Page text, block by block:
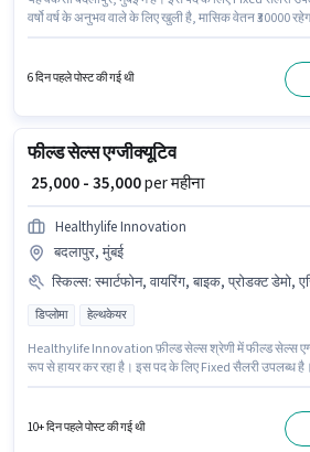
वर्षो वर्ष के अनुभव वाले के लिए खुली है, मासिक वेतन ₹30000
शिफ्ट के साथ और 6 days working प्रति सप्ताह है।
6 दिन पहले पोस्ट की गई थी
फील्ड सेल्स एग्जीक्यूटिव
₹ 25,000 - 35,000per महीना
Healthylife Innovation
बदलापुर, मुंबई
स्किल्स: स्मार्टफोन, वायरिंग, बाइक, प्रोडक्ट डेमो, एरिया
डिप्लोमा हेल्थकेयर
Healthylife Innovation फ़ील्ड सेल्स श्रेणी में फील्ड सेल्स
रूप से हायर कर रहा है। इस पद के लिए Fixed सैलरी उपलब्ध है।
भूमिका के लिए उम्मीदवार के पास लीड जनरेशन, प्रोडक्ट डेमो,
10+ दिन पहले पोस्ट की गई थी